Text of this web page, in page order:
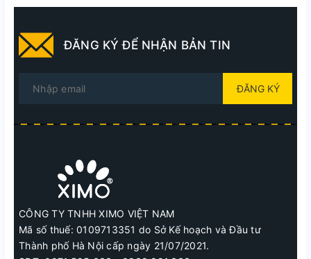
ĐĂNG KÝ ĐỂ NHẬN BẢN TIN
ĐĂNG KÝ
CÔNG TY TNHH XIMO VIỆT NAM
Mã số thuế: 0109713351 do Sở Kế hoạch và Đầu tư
Thành phố Hà Nội cấp ngày 21/07/2021.